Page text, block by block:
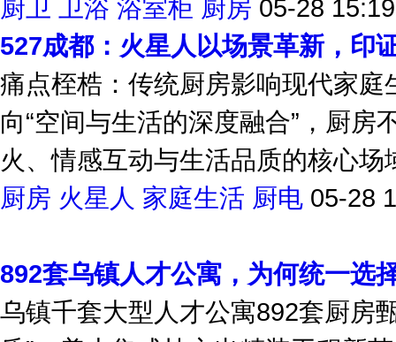
厨卫 卫浴 浴室柜 厨房 05-28 15:19
527成都：火星人以场景革新，印
痛点桎梏：传统厨房影响现代家庭
向“空间与生活的深度融合”，厨
火、情感互动与生活品质的核心场
厨房 火星人 家庭生活 厨电 05-28
892套乌镇人才公寓，为何统一选
乌镇千套大型人才公寓892套厨房